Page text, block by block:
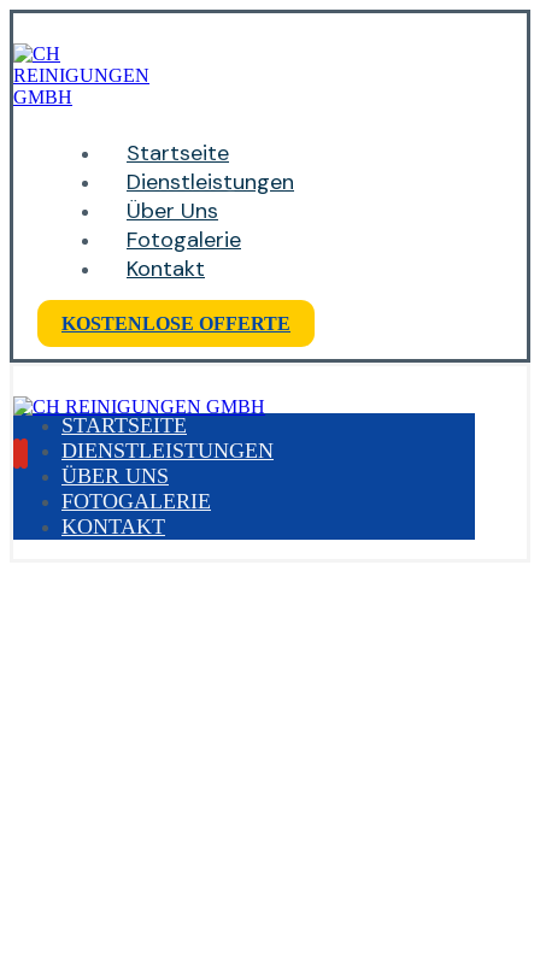
Startseite
Dienstleistungen
Über Uns
Fotogalerie
Kontakt
KOSTENLOSE OFFERTE
STARTSEITE
DIENSTLEISTUNGEN
ÜBER UNS
FOTOGALERIE
KONTAKT